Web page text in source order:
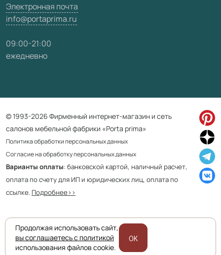
Электронная почта
info@portaprima.ru
09:00-21:00
ежедневно
© 1993-2026 Фирменный интернет-магазин и сеть
салонов мебельной фабрики «Porta prima»
Политика обработки персональных данных
Согласие на обработку персональных данных
Варианты оплаты: банковской картой, наличный расчет,
оплата по счету для ИП и юридических лиц, оплата по
ссылке. Подробнее>>
Приведенная на сайте информация не является публичной офертой
и носит информационно ознакомительный характер.
Продолжая использовать сайт,
вы соглашаетесь с политикой
использования файлов cookie.
OK